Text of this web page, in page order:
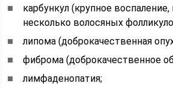
карбункул (крупное
несколько волосяных
липома (доброкачественная
фиброма (доброкачественное
лимфаденопатия;